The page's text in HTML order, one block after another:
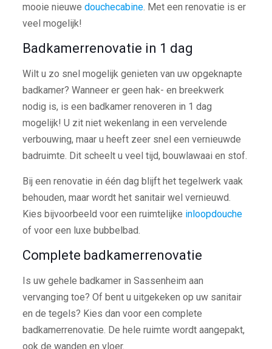
mooie nieuwe douchecabine. Met een renovatie is er
veel mogelijk!
Badkamerrenovatie in 1 dag
Wilt u zo snel mogelijk genieten van uw opgeknapte
badkamer? Wanneer er geen hak- en breekwerk
nodig is, is een badkamer renoveren in 1 dag
mogelijk! U zit niet wekenlang in een vervelende
verbouwing, maar u heeft zeer snel een vernieuwde
badruimte. Dit scheelt u veel tijd, bouwlawaai en stof.
Bij een renovatie in één dag blijft het tegelwerk vaak
behouden, maar wordt het sanitair wel vernieuwd.
Kies bijvoorbeeld voor een ruimtelijke inloopdouche
of voor een luxe bubbelbad.
Complete badkamerrenovatie
Is uw gehele badkamer in Sassenheim aan
vervanging toe? Of bent u uitgekeken op uw sanitair
en de tegels? Kies dan voor een complete
badkamerrenovatie. De hele ruimte wordt aangepakt,
ook de wanden en vloer.